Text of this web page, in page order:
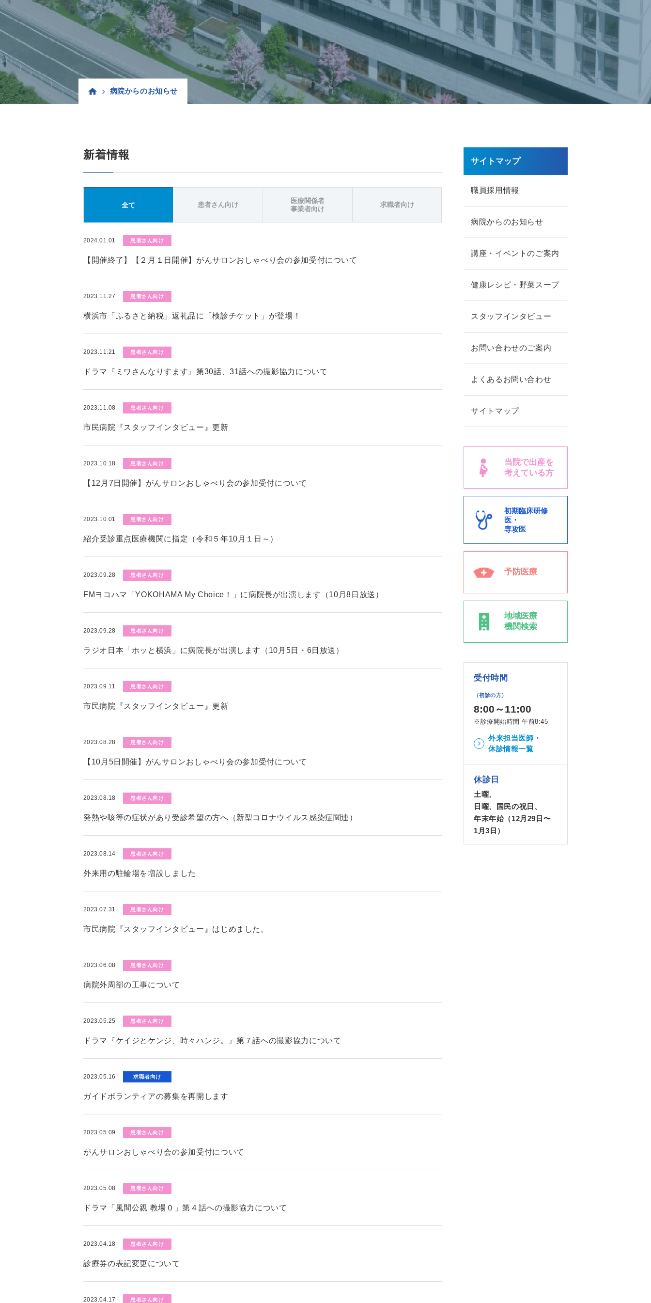
病院からのお知らせ
新着情報
全て 患者さん向け
医療関係者
事業者向け
求職者向け
2024.01.01 患者さん向け
【開催終了】【２月１日開催】がんサロンおしゃべり会の参加受付について
2023.11.27 患者さん向け
横浜市「ふるさと納税」返礼品に「検診チケット」が登場！
2023.11.21 患者さん向け
ドラマ『ミワさんなりすます』第30話、31話への撮影協力について
2023.11.08 患者さん向け
市民病院『スタッフインタビュー』更新
2023.10.18 患者さん向け
【12月7日開催】がんサロンおしゃべり会の参加受付について
2023.10.01 患者さん向け
紹介受診重点医療機関に指定（令和５年10月１日～）
2023.09.28 患者さん向け
FMヨコハマ「YOKOHAMA My Choice！」に病院長が出演します（10月8日放送）
2023.09.28 患者さん向け
ラジオ日本「ホッと横浜」に病院長が出演します（10月5日・6日放送）
2023.09.11 患者さん向け
市民病院『スタッフインタビュー』更新
2023.08.28 患者さん向け
【10月5日開催】がんサロンおしゃべり会の参加受付について
2023.08.18 患者さん向け
発熱や咳等の症状があり受診希望の方へ（新型コロナウイルス感染症関連）
2023.08.14 患者さん向け
外来用の駐輪場を増設しました
2023.07.31 患者さん向け
市民病院『スタッフインタビュー』はじめました。
2023.06.08 患者さん向け
病院外周部の工事について
2023.05.25 患者さん向け
ドラマ『ケイジとケンジ、時々ハンジ。』第７話への撮影協力について
2023.05.16 求職者向け
ガイドボランティアの募集を再開します
2023.05.09 患者さん向け
がんサロンおしゃべり会の参加受付について
2023.05.08 患者さん向け
ドラマ「風間公親 教場０」第４話への撮影協力について
2023.04.18 患者さん向け
診療券の表記変更について
2023.04.17 患者さん向け
サイトマップ
職員採用情報
病院からのお知らせ
講座・イベントのご案内
健康レシピ・野菜スープ
スタッフインタビュー
お問い合わせのご案内
よくあるお問い合わせ
サイトマップ
当院で出産を
考えている方
初期臨床研修
医・
専攻医
予防医療
地域医療
機関検索
受付時間
（初診の方）
8:00～11:00
※診療開始時間 午前8:45
外来担当医師・
休診情報一覧
休診日
土曜、
日曜、国民の祝日、
年末年始（12月29日〜
1月3日）